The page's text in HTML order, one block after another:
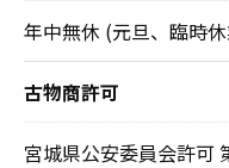
年中無休 (元旦、臨時
古物商許可
宮城県公安委員会許可